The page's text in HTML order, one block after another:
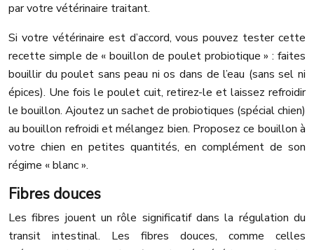
par votre vétérinaire traitant.
Si votre vétérinaire est d’accord, vous pouvez tester cette
recette simple de « bouillon de poulet probiotique » : faites
bouillir du poulet sans peau ni os dans de l’eau (sans sel ni
épices). Une fois le poulet cuit, retirez-le et laissez refroidir
le bouillon. Ajoutez un sachet de probiotiques (spécial chien)
au bouillon refroidi et mélangez bien. Proposez ce bouillon à
votre chien en petites quantités, en complément de son
régime « blanc ».
Fibres douces
Les fibres jouent un rôle significatif dans la régulation du
transit intestinal. Les fibres douces, comme celles